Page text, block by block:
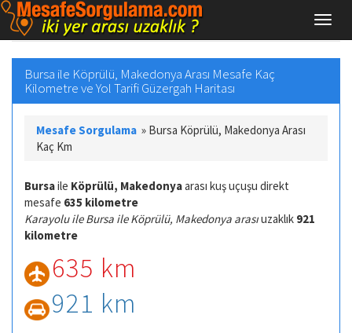
Bursa ile Köprülü, Makedonya Arası Mesafe Kaç
Kilometre ve Yol Tarifi Güzergah Haritası
Mesafe Sorgulama » Bursa Köprülü, Makedonya Arası
Kaç Km
Bursaile Köprülü, Makedonyaarası kuş uçuşu direkt
mesafe 635 kilometre
Karayolu ile Bursa ile Köprülü, Makedonya arasıuzaklık 921
kilometre
635 km
921 km